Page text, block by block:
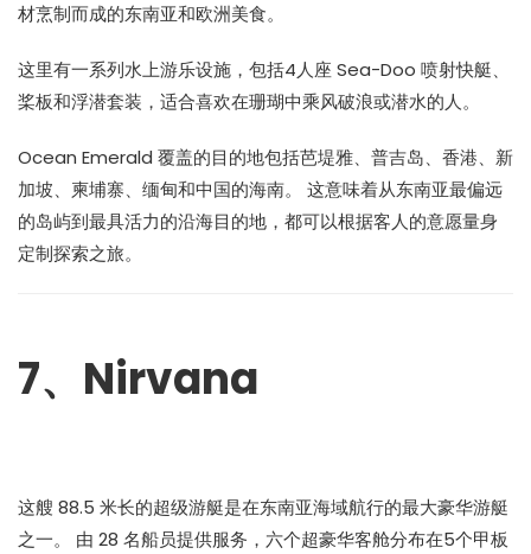
材烹制而成的东南亚和欧洲美食。
这里有一系列水上游乐设施，包括4人座 Sea-Doo 喷射快艇、
桨板和浮潜套装，适合喜欢在珊瑚中乘风破浪或潜水的人。
Ocean Emerald 覆盖的目的地包括芭堤雅、普吉岛、香港、新
加坡、柬埔寨、缅甸和中国的海南。 这意味着从东南亚最偏远
的岛屿到最具活力的沿海目的地，都可以根据客人的意愿量身
定制探索之旅。
7、Nirvana
这艘 88.5 米长的超级游艇是在东南亚海域航行的最大豪华游艇
之一。 由 28 名船员提供服务，六个超豪华客舱分布在5个甲板